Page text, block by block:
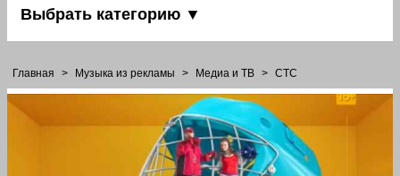
Выбрать категорию ▼
Главная > Музыка из рекламы > Медиа и ТВ > СТС